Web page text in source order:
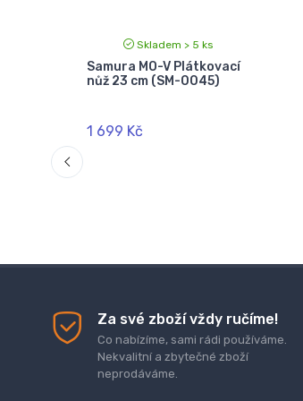
Skladem > 5 ks
Samura MO-V Plátkovací
nůž 23 cm (SM-0045)
1 699 Kč
Za své zboží vždy ručíme!
Co nabízíme, sami rádi používáme.
Nekvalitní a zbytečné zboží
neprodáváme.